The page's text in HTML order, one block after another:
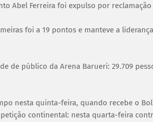
Abel Ferreira foi expulso por
foi a 19 pontos e manteve a
de público da Arena Barueri: 29.709
nesta quinta-feira, quando recebe o
continental: nesta quarta-feira